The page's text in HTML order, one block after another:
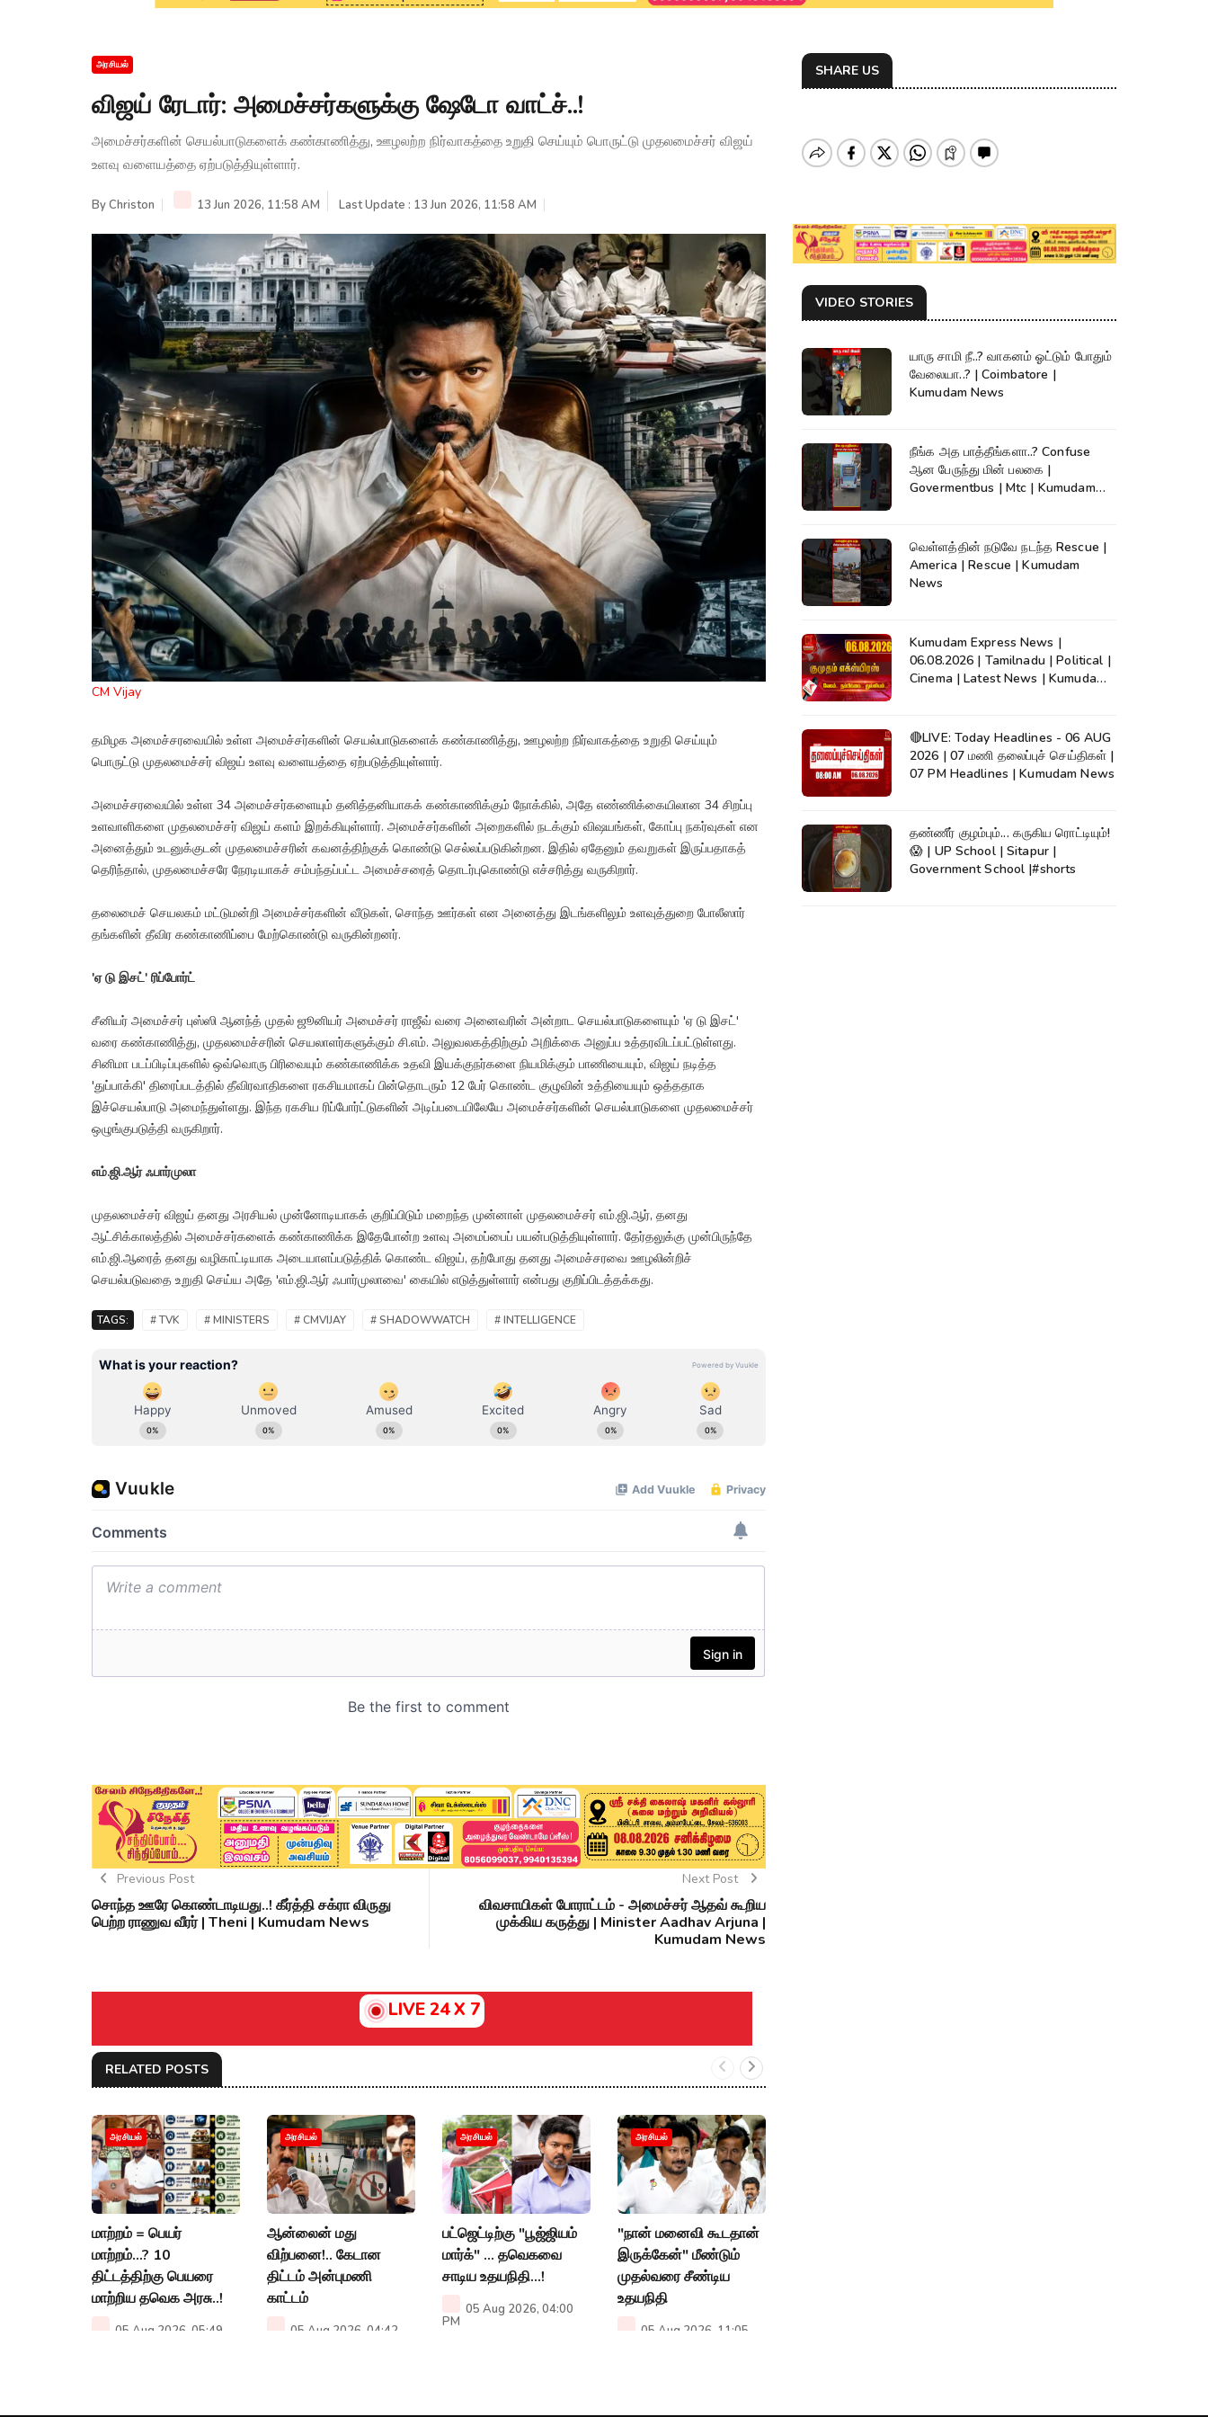
அரசியல்
விஜய் ரேடார்: அமைச்சர்களுக்கு ஷேடோ வாட்ச்..!
அமைச்சர்களின் செயல்பாடுகளைக் கண்காணித்து, ஊழலற்ற நிர்வாகத்தை உறுதி செய்யும் பொருட்டு முதலமைச்சர் விஜய்
உளவு வளையத்தை ஏற்படுத்தியுள்ளார்.
ByChriston 13 Jun 2026, 11:58 AM Last Update : 13 Jun 2026, 11:58 AM
CM Vijay
தமிழக அமைச்சரவையில் உள்ள அமைச்சர்களின் செயல்பாடுகளைக் கண்காணித்து, ஊழலற்ற நிர்வாகத்தை உறுதி செய்யும்
பொருட்டு முதலமைச்சர் விஜய் உளவு வளையத்தை ஏற்படுத்தியுள்ளார்.
அமைச்சரவையில் உள்ள 34 அமைச்சர்களையும் தனித்தனியாகக் கண்காணிக்கும் நோக்கில், அதே எண்ணிக்கையிலான 34 சிறப்பு
உளவாளிகளை முதலமைச்சர் விஜய் களம் இறக்கியுள்ளார். அமைச்சர்களின் அறைகளில் நடக்கும் விஷயங்கள், கோப்பு நகர்வுகள் என
அனைத்தும் உடனுக்குடன் முதலமைச்சரின் கவனத்திற்குக் கொண்டு செல்லப்படுகின்றன. இதில் ஏதேனும் தவறுகள் இருப்பதாகத்
தெரிந்தால், முதலமைச்சரே நேரடியாகச் சம்பந்தப்பட்ட அமைச்சரைத் தொடர்புகொண்டு எச்சரித்து வருகிறார்.
தலைமைச் செயலகம் மட்டுமன்றி அமைச்சர்களின் வீடுகள், சொந்த ஊர்கள் என அனைத்து இடங்களிலும் உளவுத்துறை போலீஸார்
தங்களின் தீவிர கண்காணிப்பை மேற்கொண்டு வருகின்றனர்.
'ஏ டு இசட்' ரிப்போர்ட்
சீனியர் அமைச்சர் புஸ்ஸி ஆனந்த் முதல் ஜூனியர் அமைச்சர் ராஜீவ் வரை அனைவரின் அன்றாட செயல்பாடுகளையும் 'ஏ டு இசட்'
வரை கண்காணித்து, முதலமைச்சரின் செயலாளர்களுக்கும் சி.எம். அலுவலகத்திற்கும் அறிக்கை அனுப்ப உத்தரவிடப்பட்டுள்ளது.
சினிமா படப்பிடிப்புகளில் ஒவ்வொரு பிரிவையும் கண்காணிக்க உதவி இயக்குநர்களை நியமிக்கும் பாணியையும், விஜய் நடித்த
'துப்பாக்கி' திரைப்படத்தில் தீவிரவாதிகளை ரகசியமாகப் பின்தொடரும் 12 பேர் கொண்ட குழுவின் உத்தியையும் ஒத்ததாக
இச்செயல்பாடு அமைந்துள்ளது. இந்த ரகசிய ரிப்போர்ட்டுகளின் அடிப்படையிலேயே அமைச்சர்களின் செயல்பாடுகளை முதலமைச்சர்
ஒழுங்குபடுத்தி வருகிறார்.
எம்.ஜி.ஆர் ஃபார்முலா
முதலமைச்சர் விஜய் தனது அரசியல் முன்னோடியாகக் குறிப்பிடும் மறைந்த முன்னாள் முதலமைச்சர் எம்.ஜி.ஆர், தனது
ஆட்சிக்காலத்தில் அமைச்சர்களைக் கண்காணிக்க இதேபோன்ற உளவு அமைப்பைப் பயன்படுத்தியுள்ளார். தேர்தலுக்கு முன்பிருந்தே
எம்.ஜி.ஆரைத் தனது வழிகாட்டியாக அடையாளப்படுத்திக் கொண்ட விஜய், தற்போது தனது அமைச்சரவை ஊழலின்றிச்
செயல்படுவதை உறுதி செய்ய அதே 'எம்.ஜி.ஆர் ஃபார்முலாவை' கையில் எடுத்துள்ளார் என்பது குறிப்பிடத்தக்கது.
TAGS: # TVK # MINISTERS # CMVIJAY # SHADOWWATCH # INTELLIGENCE
Previous Post
சொந்த ஊரே கொண்டாடியது..! கீர்த்தி சக்ரா விருது
பெற்ற ராணுவ வீரர் | Theni | Kumudam News
Next Post
விவசாயிகள் போராட்டம் - அமைச்சர் ஆதவ் கூறிய
முக்கிய கருத்து | Minister Aadhav Arjuna |
Kumudam News
LIVE 24 X 7
RELATED POSTS
அரசியல்
மாற்றம் = பெயர்
மாற்றம்…? 10
திட்டத்திற்கு பெயரை
மாற்றிய தவெக அரசு..!
05 Aug 2026, 05:49
அரசியல்
ஆன்லைன் மது
விற்பனை!.. கேடான
திட்டம் அன்புமணி
காட்டம்
05 Aug 2026, 04:42
அரசியல்
பட்ஜெட்டிற்கு "பூஜ்ஜியம்
மார்க்" ... தவெகவை
சாடிய உதயநிதி...!
05 Aug 2026, 04:00
PM
அரசியல்
"நான் மனைவி கூடதான்
இருக்கேன்" மீண்டும்
முதல்வரை சீண்டிய
உதயநிதி
05 Aug 2026, 11:05
SHARE US
VIDEO STORIES
யாரு சாமி நீ..? வாகனம் ஓட்டும் போதும்
வேலையா..? | Coimbatore |
Kumudam News
நீங்க அத பாத்தீங்களா..? Confuse
ஆன பேருந்து மின் பலகை |
Govermentbus | Mtc | Kumudam
வெள்ளத்தின் நடுவே நடந்த Rescue |
America | Rescue | Kumudam
News
Kumudam Express News |
06.08.2026 | Tamilnadu | Political |
Cinema | Latest News | Kumudam
🔴LIVE: Today Headlines - 06 AUG
2026 | 07 மணி தலைப்புச் செய்திகள் |
07 PM Headlines | Kumudam News
தண்ணீர் குழம்பும்... கருகிய ரொட்டியும்!
😱 | UP School | Sitapur |
Government School |#shorts